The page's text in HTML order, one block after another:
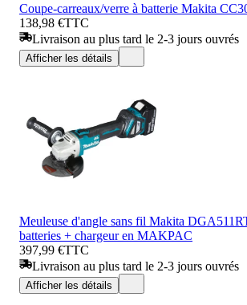
Coupe-carreaux/verre à batterie Makita
138,98 €TTC
Livraison au plus tard le 2-3 jours ouvrés
Afficher les détails
Meuleuse d'angle sans fil Makita
batteries + chargeur en MAKPAC
397,99 €TTC
Livraison au plus tard le 2-3 jours ouvrés
Afficher les détails